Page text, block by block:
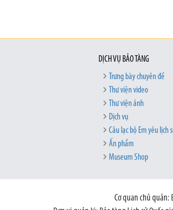
DỊCH VỤ BẢO TÀNG
Trưng bày chuyên đề
Thư viện video
Thư viện ảnh
Dịch vụ
Câu lạc bộ Em yêu lịch
Ấn phẩm
Museum Shop
Cơ quan chủ quản: